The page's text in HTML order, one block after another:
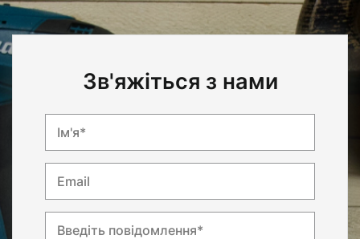
Зв'яжіться з нами
Ім'я*
Email
Введіть повідомлення*